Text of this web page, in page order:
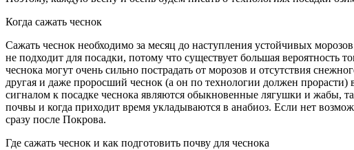
Когда сажать чеснок
Сажать чеснок необходимо за месяц до наступления устойчивых
не подходит для посадки, потому что существует большая вероятность
чеснока могут очень сильно пострадать от морозов и отсутствия
другая и даже проросший чеснок (а он по технологии должен
сигналом к посадке чеснока являются обыкновенные лягушки и жабы,
почвы и когда приходит время укладываются в анабиоз. Если нет
сразу после Покрова.
Где сажать чеснок и как подготовить почву для чеснока